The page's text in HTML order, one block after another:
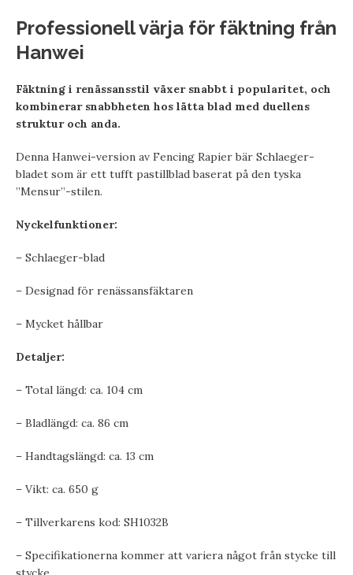
Professionell värja för fäktning från
Hanwei
Fäktning i renässansstil växer snabbt i popularitet, och
kombinerar snabbheten hos lätta blad med duellens
struktur och anda.
Denna Hanwei-version av Fencing Rapier bär Schlaeger-
bladet som är ett tufft pastillblad baserat på den tyska
”Mensur”-stilen.
Nyckelfunktioner:
– Schlaeger-blad
– Designad för renässansfäktaren
– Mycket hållbar
Detaljer:
– Total längd: ca. 104 cm
– Bladlängd: ca. 86 cm
– Handtagslängd: ca. 13 cm
– Vikt: ca. 650 g
– Tillverkarens kod: SH1032B
– Specifikationerna kommer att variera något från stycke till